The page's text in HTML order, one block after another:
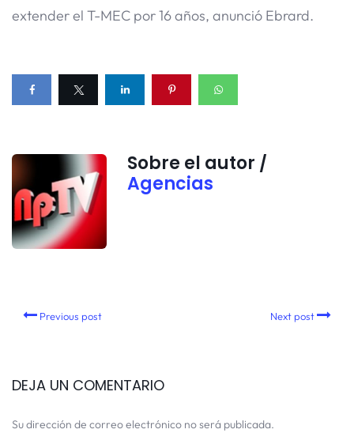
extender el T-MEC por 16 años, anunció Ebrard.
Sobre el autor /
Agencias
Previous post Next post
DEJA UN COMENTARIO
Su dirección de correo electrónico no será publicada.